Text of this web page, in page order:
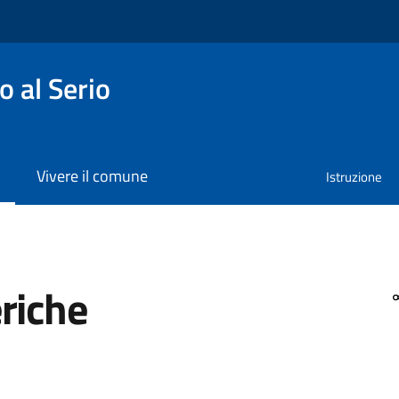
al Serio
Vivere il comune Istruzione